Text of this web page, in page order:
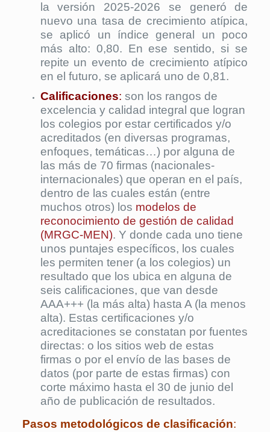
la versión 2025-2026 se generó de
nuevo una tasa de crecimiento atípica,
se aplicó un índice general un poco
más alto: 0,80. En ese sentido, si se
repite un evento de crecimiento atípico
en el futuro, se aplicará uno de 0,81.
Calificaciones: son los rangos de
excelencia y calidad integral que logran
los colegios por estar certificados y/o
acreditados (en diversas programas,
enfoques, temáticas…) por alguna de
las más de 70 firmas (nacionales-
internacionales) que operan en el país,
dentro de las cuales están (entre
muchos otros) los modelos de
reconocimiento de gestión de calidad
(MRGC-MEN). Y donde cada uno tiene
unos puntajes específicos, los cuales
les permiten tener (a los colegios) un
resultado que los ubica en alguna de
seis calificaciones, que van desde
AAA+++ (la más alta) hasta A (la menos
alta). Estas certificaciones y/o
acreditaciones se constatan por fuentes
directas: o los sitios web de estas
firmas o por el envío de las bases de
datos (por parte de estas firmas) con
corte máximo hasta el 30 de junio del
año de publicación de resultados.
Pasos metodológicos de clasificación: